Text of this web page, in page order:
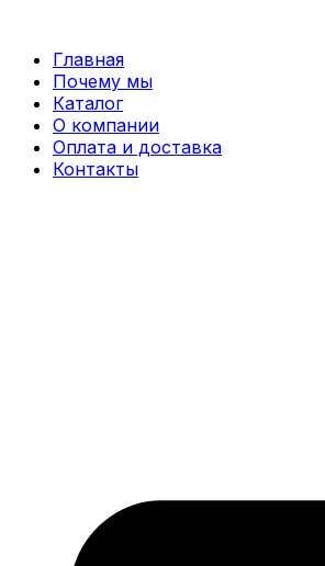
содержимому
Главная
Почему мы
Каталог
О компании
Оплата и доставка
Контакты